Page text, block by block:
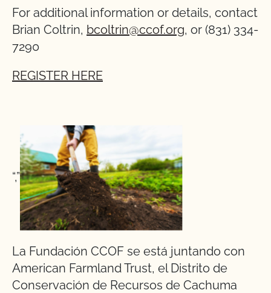
For additional information or details, contact
Brian Coltrin, bcoltrin@ccof.org, or (831) 334-
7290
REGISTER HERE
“,”
La Fundación CCOF se está juntando con
American Farmland Trust, el Distrito de
Conservación de Recursos de Cachuma